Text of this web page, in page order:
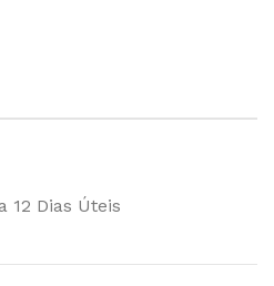
12 Dias Úteis